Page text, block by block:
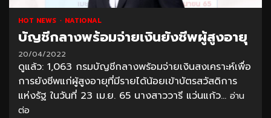
HOT NEWS NATIONAL
บัญชีกลางพร้อมจ่ายเงินยังชีพผู้สูงอายุ
20/04/2022
ดูแล้ว: 1,063 กรมบัญชีกลางพร้อมจ่ายเงินสงเคราะห์เพื่อ
การยังชีพแก่ผู้สูงอายุที่มีรายได้น้อยเข้าบัตรสวัสดิการ
แห่งรัฐ ในวันที่ 23 เม.ย. 65 นางสาววารี แว่นแก้ว... อ่าน
ต่อ